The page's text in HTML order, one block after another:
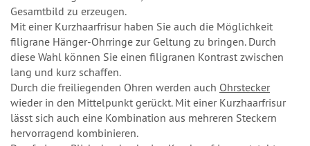
Gesamtbild zu erzeugen.
Mit einer Kurzhaarfrisur haben Sie auch die Möglichkeit
filigrane Hänger-Ohrringe zur Geltung zu bringen. Durch
diese Wahl können Sie einen filigranen Kontrast zwischen
lang und kurz schaffen.
Durch die freiliegenden Ohren werden auch Ohrstecker
wieder in den Mittelpunkt gerückt. Mit einer Kurzhaarfrisur
lässt sich auch eine Kombination aus mehreren Steckern
hervorragend kombinieren.